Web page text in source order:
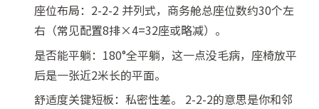
座位布局：2-2-2 并列式，商务舱总座位数约30个左
右（常见配置8排×4=32座或略减）。
是否能平躺：180°全平躺，这一点没毛病，座椅放平
后是一张近2米长的平面。
舒适度关键短板：私密性差。 2-2-2的意思是你和邻